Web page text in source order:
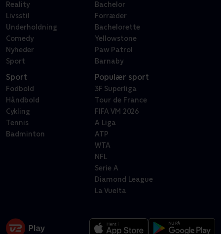
Reality
Livsstil
Underholdning
Comedy
Nyheder
Sport
Bachelor
Forræder
Bachelorette
Yellowstone
Paw Patrol
Barnaby
Sport
Fodbold
Håndbold
Cykling
Tennis
Badminton
Populær sport
3F Superliga
Tour de France
FIFA VM 2026
A Liga
ATP
WTA
NFL
Serie A
Diamond League
La Vuelta